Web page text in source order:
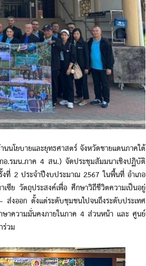
ยบายและยุทธศาสตร์ จังหวัดชายแดนภาคใต้
อ.รมน.ภาค 4 สน.) จัดประชุมสัมมนาเชิงปฏิบัติ
งที่ 2 ประจำปีงบประมาณ 2567 ในพื้นที่ อำเภอ
ซีย วัตถุประสงค์เพื่อ ศึกษาวิถีชีวิตความเป็นอยู่
งออก ตั้งแต่ระดับชุมชนไปจนถึงระดับประเทศ
กษาความมั่นคงภายในภาค 4 ส่วนหน้า และ ศูนย์
วม